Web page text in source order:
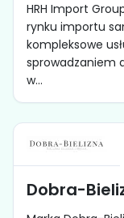
HRH Import
rynku importu
kompleksowe
sprowadzaniem
w...
Dobra-